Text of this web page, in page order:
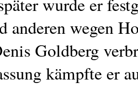
anderen wegen
Goldberg
kämpfte er